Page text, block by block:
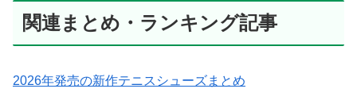
関連まとめ・ランキング記事
2026年発売の新作テニスシューズまとめ